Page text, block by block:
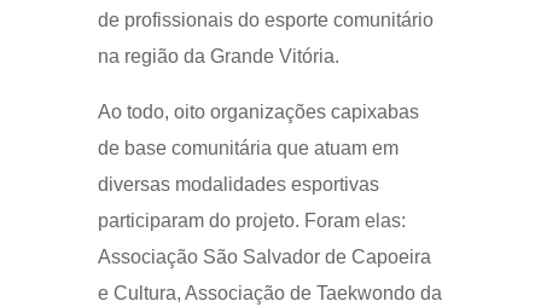
de profissionais do esporte comunitário
na região da Grande Vitória.
Ao todo, oito organizações capixabas
de base comunitária que atuam em
diversas modalidades esportivas
participaram do projeto. Foram elas:
Associação São Salvador de Capoeira
e Cultura, Associação de Taekwondo da